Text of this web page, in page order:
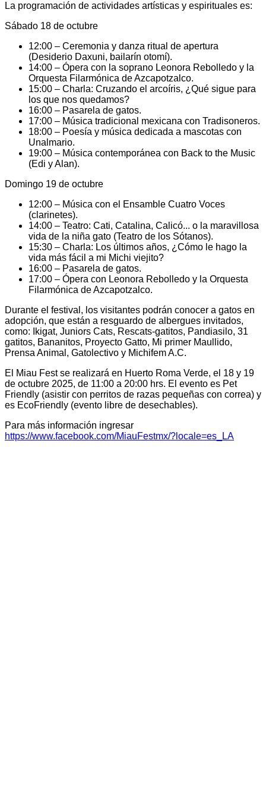
La programación de actividades artísticas y espirituales es:
Sábado 18 de octubre
12:00 – Ceremonia y danza ritual de apertura
(Desiderio Daxuni, bailarín otomí).
14:00 – Ópera con la soprano Leonora Rebolledo y la
Orquesta Filarmónica de Azcapotzalco.
15:00 – Charla: Cruzando el arcoíris, ¿Qué sigue para
los que nos quedamos?
16:00 – Pasarela de gatos.
17:00 – Música tradicional mexicana con Tradisoneros.
18:00 – Poesía y música dedicada a mascotas con
Unalmario.
19:00 – Música contemporánea con Back to the Music
(Edi y Alan).
Domingo 19 de octubre
12:00 – Música con el Ensamble Cuatro Voces
(clarinetes).
14:00 – Teatro: Cati, Catalina, Calicó... o la maravillosa
vida de la niña gato (Teatro de los Sótanos).
15:30 – Charla: Los últimos años, ¿Cómo le hago la
vida más fácil a mi Michi viejito?
16:00 – Pasarela de gatos.
17:00 – Ópera con Leonora Rebolledo y la Orquesta
Filarmónica de Azcapotzalco.
Durante el festival, los visitantes podrán conocer a gatos en
adopción, que están a resguardo de albergues invitados,
como: Ikigat, Juniors Cats, Rescats-gatitos, Pandiasilo, 31
gatitos, Bananitos, Proyecto Gatto, Mi primer Maullido,
Prensa Animal, Gatolectivo y Michifem A.C.
El Miau Fest se realizará en Huerto Roma Verde, el 18 y 19
de octubre 2025, de 11:00 a 20:00 hrs. El evento es Pet
Friendly (asistir con perritos de razas pequeñas con correa) y
es EcoFriendly (evento libre de desechables).
Para más información ingresar
https://www.facebook.com/MiauFestmx/?locale=es_LA